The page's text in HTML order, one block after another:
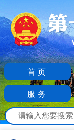
首页
服务